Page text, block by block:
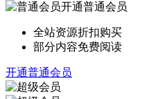
开通普通会员
全站资源折扣购买
部分内容免费阅读
开通普通会员